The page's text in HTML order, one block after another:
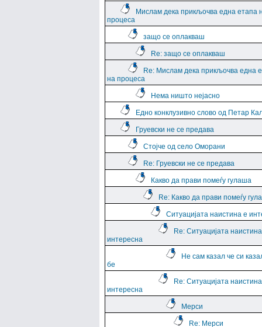
Мислам дека прикљочва една етапа
процеса
защо се оплакваш
Re: защо се оплакваш
Re: Мислам дека прикљочва една
на процеса
Нема ништо нејасно
Едно конклузивно слово од Петар
Груевски не се предава
Стојче од село Оморани
Re: Груевски не се предава
Какво да прави помеѓу гулаша
Re: Какво да прави помеѓу
Ситуацијата наистина е
Re: Ситуацијата
интересна
Не сам казал че си
бе
Re: Ситуацијата
интересна
Мерси
Re: Мерси